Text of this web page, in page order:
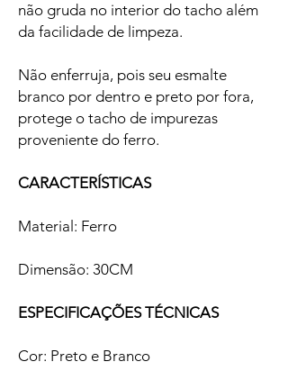
não gruda no interior do tacho além
da facilidade de limpeza.
Não enferruja, pois seu esmalte
branco por dentro e preto por fora,
protege o tacho de impurezas
proveniente do ferro.
CARACTERÍSTICAS
Material: Ferro
Dimensão: 30CM
ESPECIFICAÇÕES TÉCNICAS
Cor: Preto e Branco